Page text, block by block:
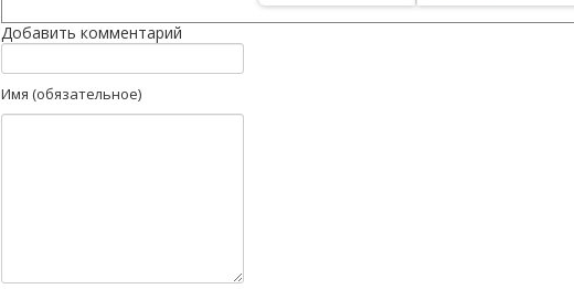
Добавить комментарий
Имя (обязательное)